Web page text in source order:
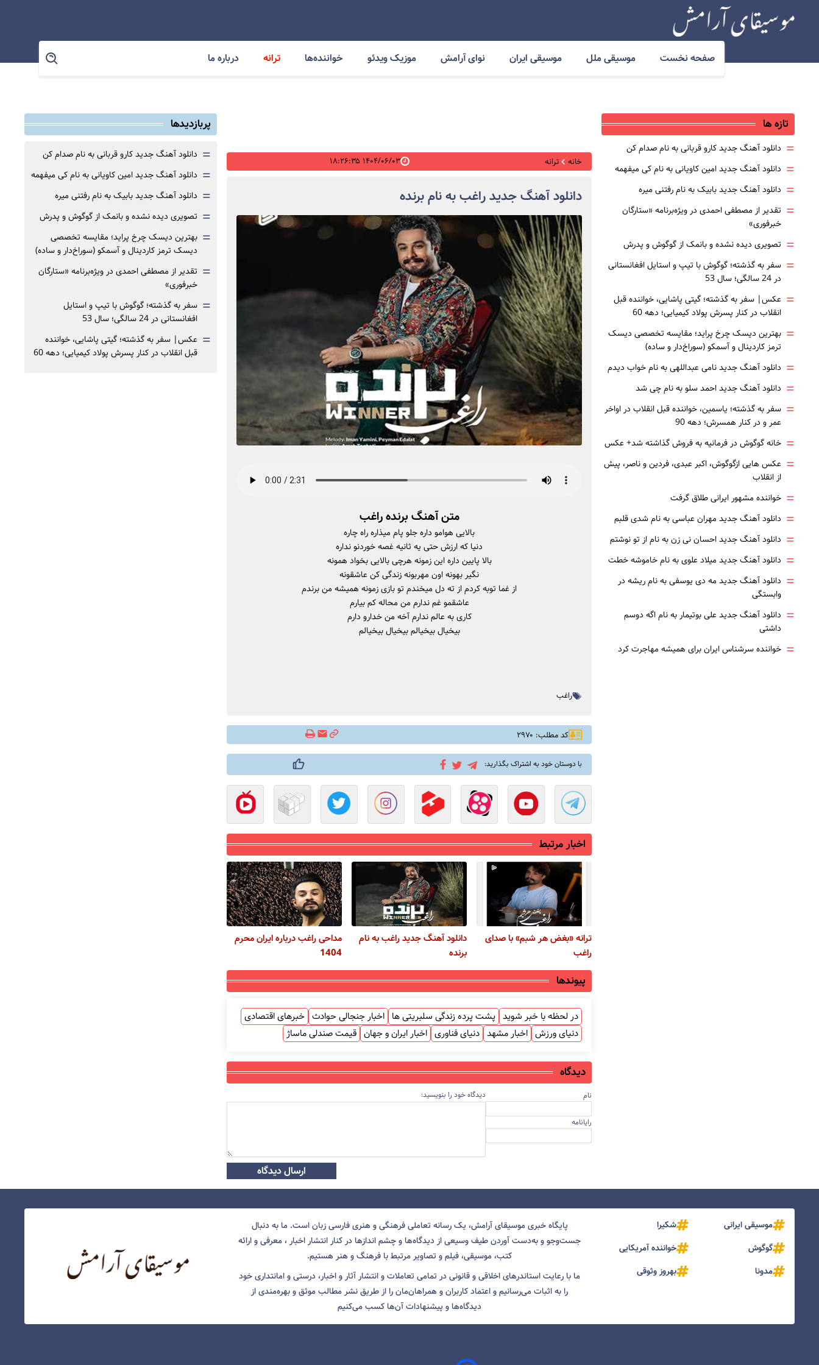
صفحه نخست موسیقی ملل موسیقی ایران نوای آرامش موزیک ویدئو خواننده‌ها ترانه درباره ما
خانه ترانه ۱۴۰۴/۰۶/۰۳ ۱۸:۲۶:۳۵
دانلود آهنگ جدید راغب به نام برنده
متن آهنگ برنده راغب
بالایی هوامو داره جلو پام میذاره راه چاره
دنیا که ارزش حتی یه ثانیه غصه خوردنو نداره
بالا پایین داره این زمونه هرچی بالایی بخواد همونه
نگیر بهونه اون مهربونه زندگی کن عاشقونه
از غما توبه کردم از ته دل میخندم تو بازی زمونه همیشه من برندم
عاشقمو غم ندارم من محاله کم بیارم
کاری به عالم ندارم آخه من خدارو دارم
بیخیال بیخیالم بیخیال بیخیالم
راغب
کد مطلب: ۲۹۷۰
با دوستان خود به اشتراک بگذارید:
اخبار مرتبط
ترانه «بغض هر شبم» با صدای
راغب
دانلود آهنگ جدید راغب به نام
برنده
مداحی راغب درباره ایران محرم
1404
پیوندها
در لحظه با خبر شوید پشت پرده زندگی سلبریتی ها اخبار جنجالی حوادث خبرهای اقتصادی
دنیای ورزش اخبار مشهد دنیای فناوری اخبار ایران و جهان قیمت صندلی ماساژ
دیدگاه
نام
رایانامه
دیدگاه خود را بنویسید:
ارسال دیدگاه
تازه ها
= دانلود آهنگ جدید کارو قربانی به نام صدام کن
= دانلود آهنگ جدید امین کاویانی به نام کی میفهمه
= دانلود آهنگ جدید بابیک به نام رفتنی میره
= تقدیر از مصطفی احمدی در ویژه‌برنامه «ستارگان
خبرفوری»
= تصویری دیده نشده و بانمک از گوگوش و پدرش
= سفر به گذشته؛ گوگوش با تیپ و استایل افغانستانی
در 24 سالگی؛ سال 53
= عکس| سفر به گذشته؛ گیتی پاشایی، خواننده قبل
انقلاب در کنار پسرش پولاد کیمیایی؛ دهه 60
= بهترین دیسک چرخ پراید؛ مقایسه تخصصی دیسک
ترمز کاردینال و آسمکو (سوراخ‌دار و ساده)
= دانلود آهنگ جدید نامی عبداللهی به نام خواب دیدم
= دانلود آهنگ جدید احمد سلو به نام چی شد
= سفر به گذشته؛ یاسمین، خواننده قبل انقلاب در اواخر
عمر و در کنار همسرش؛ دهه 90
= خانه گوگوش در فرمانیه به فروش گذاشته شد+ عکس
= عکس هایی ازگوگوش، اکبر عبدی، فردین و ناصر، پیش
از انقلاب
= خواننده مشهور ایرانی طلاق گرفت
= دانلود آهنگ جدید مهران عباسی به نام شدی قلبم
= دانلود آهنگ جدید احسان نی زن به نام از تو نوشتم
= دانلود آهنگ جدید میلاد علوی به نام خاموشه خطت
= دانلود آهنگ جدید مه دی یوسفی به نام ریشه در
وابستگی
= دانلود آهنگ جدید علی بوتیمار به نام اگه دوسم
داشتی
= خواننده سرشناس ایران برای همیشه مهاجرت کرد
پربازدیدها
= دانلود آهنگ جدید کارو قربانی به نام صدام کن
= دانلود آهنگ جدید امین کاویانی به نام کی میفهمه
= دانلود آهنگ جدید بابیک به نام رفتنی میره
= تصویری دیده نشده و بانمک از گوگوش و پدرش
= بهترین دیسک چرخ پراید؛ مقایسه تخصصی
دیسک ترمز کاردینال و آسمکو (سوراخ‌دار و ساده)
= تقدیر از مصطفی احمدی در ویژه‌برنامه «ستارگان
خبرفوری»
= سفر به گذشته؛ گوگوش با تیپ و استایل
افغانستانی در 24 سالگی؛ سال 53
= عکس| سفر به گذشته؛ گیتی پاشایی، خواننده
قبل انقلاب در کنار پسرش پولاد کیمیایی؛ دهه 60
موسیقی ایرانی
شکیرا
گوگوش
خواننده آمریکایی
مدونا
بهروز وثوقی
پایگاه خبری موسیقای آرامش، یک رسانه تعاملی فرهنگی و هنری فارسی زبان است. ما به دنبال
جست‌و‌جو و به‌دست آوردن طیف وسیعی از دیدگاه‌ها و چشم انداز‌ها در کنار انتشار اخبار ، معرفی و ارائه
کتب، موسیقی، فیلم و تصاویر مرتبط با فرهنگ و هنر هستیم.
ما با رعایت استاندرهای اخلاقی و قانونی در تمامی تعاملات و انتشار آثار و اخبار، درستی و امانتداری خود
را به اثبات می‌رسانیم و اعتماد کاربران و همراهان‌مان را از طریق نشر مطالب موثق و بهره‌مندی از
دیدگاه‌ها و پیشنهادات آن‌ها کسب می‌کنیم